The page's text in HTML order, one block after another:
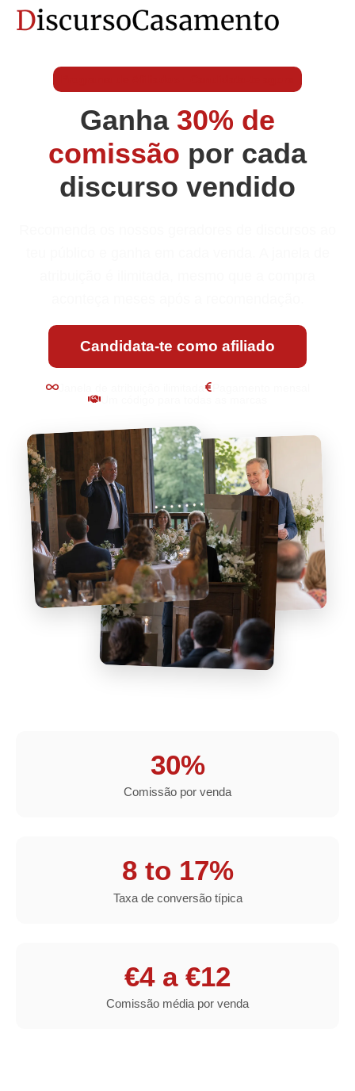
Ganha 30% de
comissão por cada
discurso vendido
Candidata-te como afiliado
Janela de atribuição ilimitada
30%
Comissão por venda
8 to 17%
Taxa de conversão típica
€4 a €12
Comissão média por venda